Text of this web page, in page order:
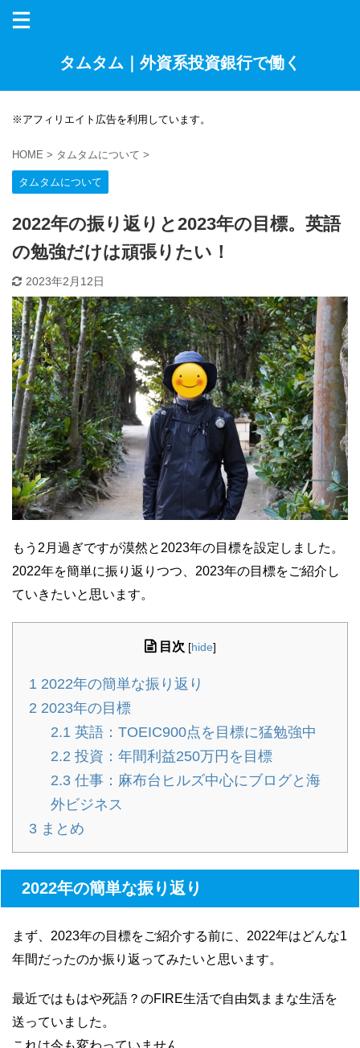
タムタム｜外資系投資銀行で働く
※アフィリエイト広告を利用しています。
HOME > タムタムについて >
タムタムについて
2022年の振り返りと2023年の目標。英語
の勉強だけは頑張りたい！
2023年2月12日
もう2月過ぎですが漠然と2023年の目標を設定しました。
2022年を簡単に振り返りつつ、2023年の目標をご紹介し
ていきたいと思います。
目次 [hide]
1 2022年の簡単な振り返り
2 2023年の目標
2.1 英語：TOEIC900点を目標に猛勉強中
2.2 投資：年間利益250万円を目標
2.3 仕事：麻布台ヒルズ中心にブログと海
外ビジネス
3 まとめ
2022年の簡単な振り返り
まず、2023年の目標をご紹介する前に、2022年はどんな1
年間だったのか振り返ってみたいと思います。
最近ではもはや死語？のFIRE生活で自由気ままな生活を
送っていました。